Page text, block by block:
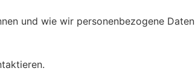
und wie wir personenbezogene Daten